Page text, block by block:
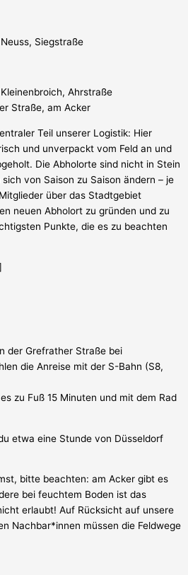
Siegstraße
Ahrstraße
Straße, am Acker
Teil unserer Logistik: Hier
und unverpackt vom Feld an und
Die Abholorte sind nicht in Stein
von Saison zu Saison ändern – je
über das Stadtgebiet
neuen Abholort zu gründen und zu
Punkte, die es zu beachten
der Grefrather Straße bei
die Anreise mit der S-Bahn (S8,
zu Fuß 15 Minuten und mit dem Rad
etwa eine Stunde von Düsseldorf
bitte beachten: am Acker gibt es
bei feuchtem Boden ist das
erlaubt! Auf Rücksicht auf unsere
Nachbar*innen müssen die Feldwege